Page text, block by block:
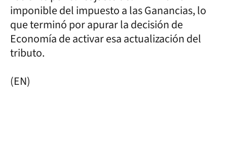
imponible del impuesto a las Ganancias, lo
que terminó por apurar la decisión de
Economía de activar esa actualización del
tributo.
(EN)